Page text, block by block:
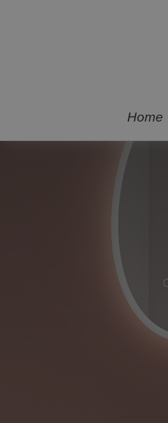
Home